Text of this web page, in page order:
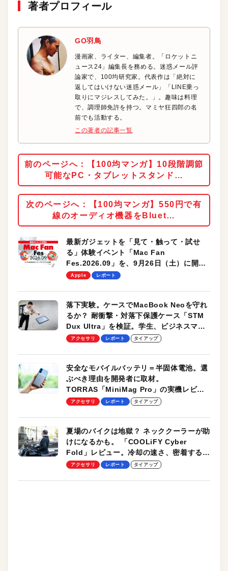
著者プロフィール
GO羽鳥
漫画家、ライター、編集者。「ロケットニ
ュース24」編集長を務める。迷惑メール評
論家で、100均研究家。代表作は「絶対に
返してはいけない迷惑メール」「LINE乗っ
取りにマジレスしてみた。」。趣味は料理
で、調理師免許を持つ。マミヤ狂四郎の名
前でも活動する。
この著者の記事一覧
前のページへ：【100均マンガ】10段階調節
可能なPC・タブレットスタンド…
次のページへ：【100均マンガ】550円で有
線のオーディオ機器をBluet…
最新ガジェットを「見て・触って・試せ
る」体験イベント「Mac Fan
Fes.2026.09」を、9月26日（土）に開催
します！
Apple レポート
落下実験。ケースでMacBook Neoを守れ
るか？ 耐衝撃・対落下保護ケース「STM
Dux Ultra」を検証。学生、ビジネスマン
のモバイルユースに最適！
アクセサリ レポート タイアップ
安全なモバイルバッテリ＝半固体電池。選
ぶべき理由を開発者に取材。
TORRAS「MiniMag Pro」の実機レビュ
ーも
アクセサリ レポート タイアップ
夏場のバイクは地獄？ ネッククーラーが助
けになるかも。 「COOLiFY Cyber
Fold」レビュー。冷却の速さ、密着する冷
却プレート、シンプルな操作性がグッド！
アクセサリ レポート タイアップ